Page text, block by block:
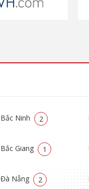
Bắc Ninh 2
Bắc Giang 1
Đà Nẵng 2